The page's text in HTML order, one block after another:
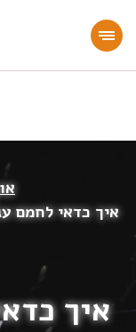
מעוניינים
איך כדאי לחמם
איך